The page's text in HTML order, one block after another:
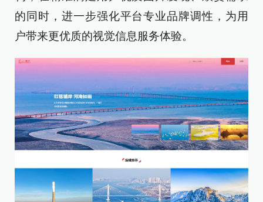
的同时，进一步强化平台专业品牌调性，为用
户带来更优质的视觉信息服务体验。